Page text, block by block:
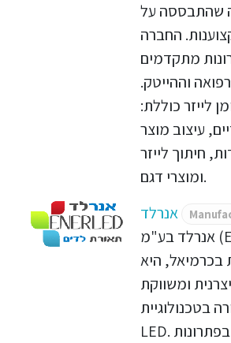
שהתבססה על
החברה
מתקדמים
וההייטק.
לייזר כוללת:
עיצוב מוצר
חיתוך לייזר
ומוצרי דגם.
אנרלד
אנרלד בע"מ (EnerLed)
היא
ומשווקת
בטכנולוגיית
LED. החברה מתמחה בפתרונות